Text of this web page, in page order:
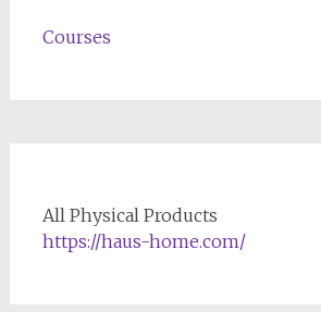
Courses
All Physical Products
https://haus-home.com/